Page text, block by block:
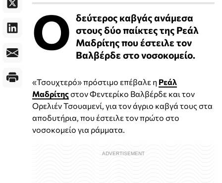
Ο δεύτερος καβγάς ανάμεσα
στους δύο παίκτες της Ρεάλ
Μαδρίτης που έστειλε τον
Βαλβέρδε στο νοσοκομείο.
«Τσουχτερό» πρόστιμο επέβαλε η Ρεάλ
Μαδρίτηςστον Φεντερίκο Βαλβέρδε και τον
Ορελιέν Τσουαμενί, για τον άγριο καβγά τους στα
αποδυτήρια, που έστειλε τον πρώτο στο
νοσοκομείο για ράμματα.